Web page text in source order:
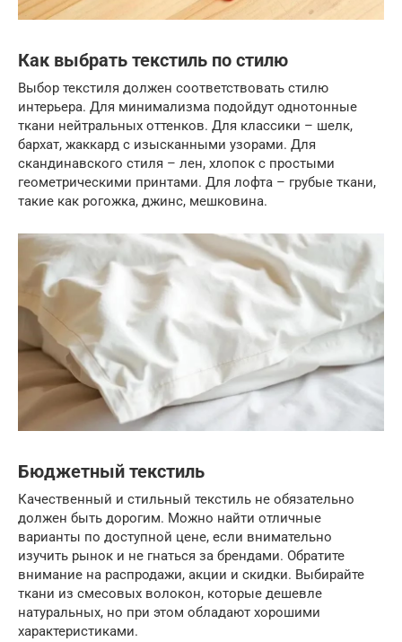
Как выбрать текстиль по стилю
Выбор текстиля должен соответствовать стилю
интерьера. Для минимализма подойдут однотонные
ткани нейтральных оттенков. Для классики – шелк,
бархат, жаккард с изысканными узорами. Для
скандинавского стиля – лен, хлопок с простыми
геометрическими принтами. Для лофта – грубые ткани,
такие как рогожка, джинс, мешковина.
Бюджетный текстиль
Качественный и стильный текстиль не обязательно
должен быть дорогим. Можно найти отличные
варианты по доступной цене, если внимательно
изучить рынок и не гнаться за брендами. Обратите
внимание на распродажи, акции и скидки. Выбирайте
ткани из смесовых волокон, которые дешевле
натуральных, но при этом обладают хорошими
характеристиками.